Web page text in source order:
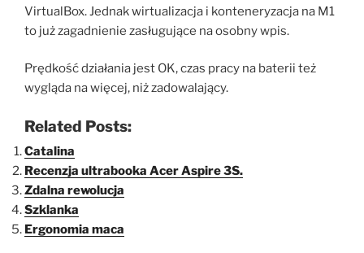
VirtualBox. Jednak wirtualizacja i konteneryzacja na M1
to już zagadnienie zasługujące na osobny wpis.
Prędkość działania jest OK, czas pracy na baterii też
wygląda na więcej, niż zadowalający.
Related Posts:
Catalina
Recenzja ultrabooka Acer Aspire 3S.
Zdalna rewolucja
Szklanka
Ergonomia maca